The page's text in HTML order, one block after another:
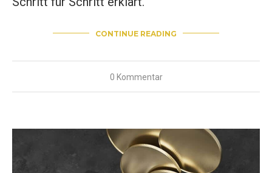
CONTINUE READING
0 Kommentar